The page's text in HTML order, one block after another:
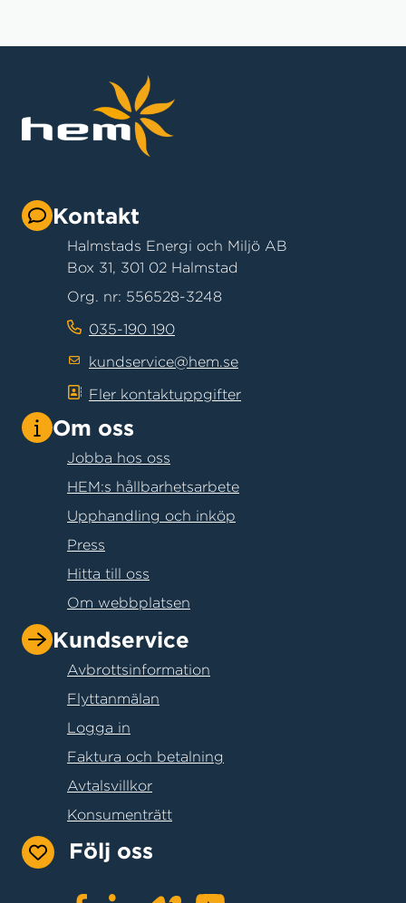
Kontakt
Halmstads Energi och Miljö AB
Box 31, 301 02 Halmstad
Org. nr: 556528-3248
035-190 190
kundservice@hem.se
Fler kontaktuppgifter
Om oss
Jobba hos oss
HEM:s hållbarhetsarbete
Upphandling och inköp
Press
Hitta till oss
Om webbplatsen
Kundservice
Avbrottsinformation
Flyttanmälan
Logga in
Faktura och betalning
Avtalsvillkor
Konsumenträtt
Följ oss